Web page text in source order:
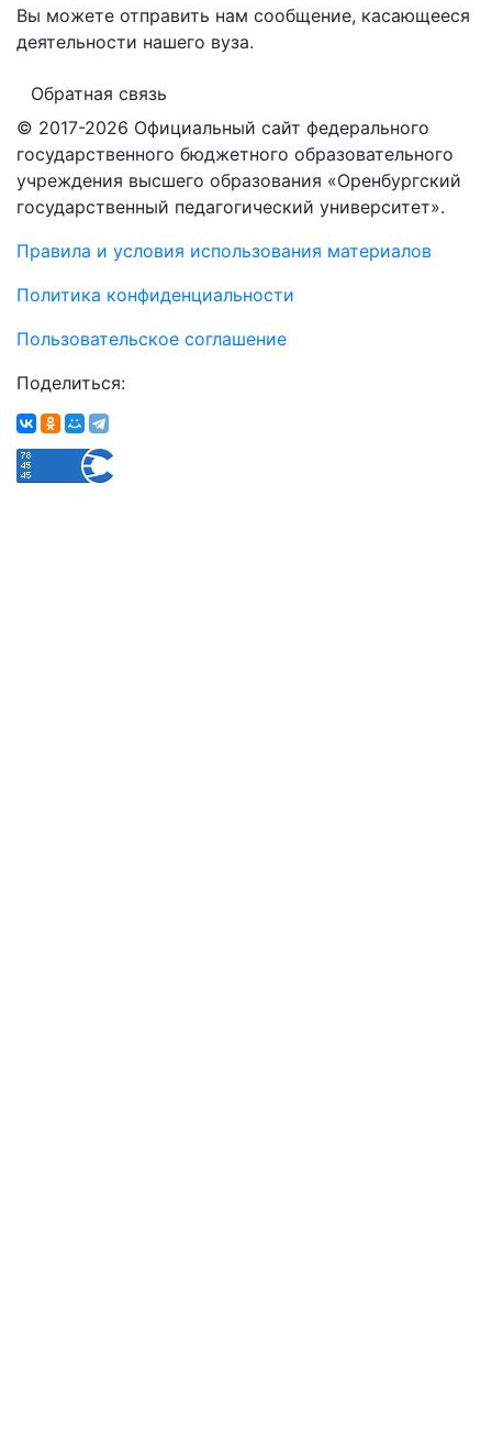
Вы можете отправить нам сообщение, касающееся
деятельности нашего вуза.
Обратная связь
© 2017-2026 Официальный сайт федерального
государственного бюджетного образовательного
учреждения высшего образования «Оренбургский
государственный педагогический университет».
Правила и условия использования материалов
Политика конфиденциальности
Пользовательское соглашение
Поделиться: